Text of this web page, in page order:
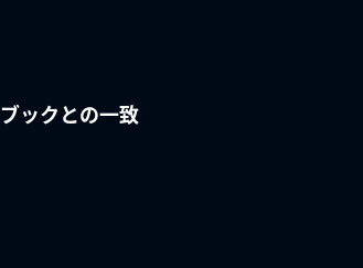
ブックとの一致